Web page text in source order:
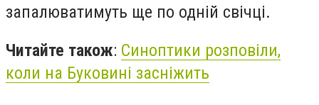
запалюватимуть ще по одній свічці.
Читайте також: Синоптики розповіли,
коли на Буковині засніжить